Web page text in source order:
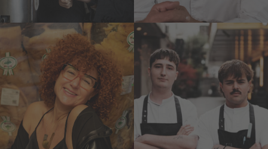
Elisabeth G.
Iborra
Mundialmente
conocida como la
sumiller de la carne
Joao Kather
y Miguel de
Aguilar
Tetsu